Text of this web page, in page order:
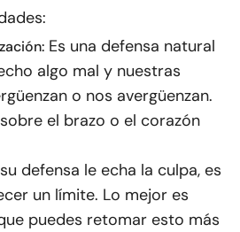
Es una defensa natural
algo mal y nuestras
o nos avergüenzan.
el brazo o el corazón
defensa le echa la culpa, es
un límite. Lo mejor es
puedes retomar esto más